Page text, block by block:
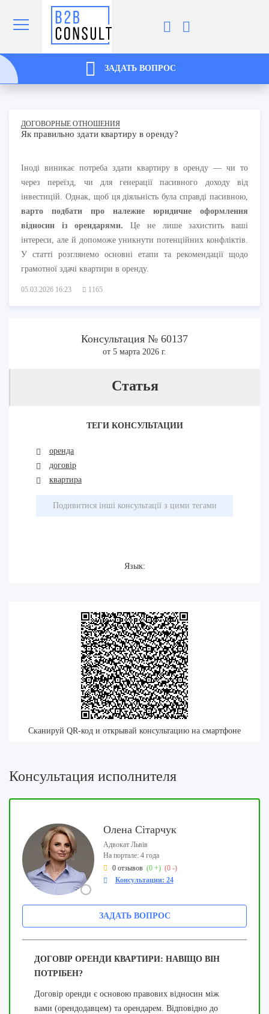
ЗАДАТЬ ВОПРОС
ДОГОВОРНЫЕ ОТНОШЕНИЯ
Як правильно здати квартиру в оренду?
Іноді виникає потреба здати квартиру в оренду — чи то
через переїзд, чи для генерації пасивного доходу від
інвестицій. Однак, щоб ця діяльність була справді пасивною,
варто подбати про належне юридичне оформлення
відносин із орендарями. Це не лише захистить ваші
інтереси, але й допоможе уникнути потенційних конфліктів.
У статті розглянемо основні етапи та рекомендації щодо
грамотної здачі квартири в оренду.
05.03.2026 16:23 1165
Консультация № 60137
от 5 марта 2026 г.
Cтатья
ТЕГИ КОНСУЛЬТАЦИИ
оренда
договір
квартира
Подивитися інші консультації з цими тегами
Язык:
Сканируй QR-код и открывай консультацию на смартфоне
Консультация исполнителя
Олена Сітарчук
Адвокат Львів
На портале: 4 года
0 отзывов (0 +) (0 -)
Консультации: 24
ЗАДАТЬ ВОПРОС
ДОГОВІР ОРЕНДИ КВАРТИРИ: НАВІЩО ВІН
ПОТРІБЕН?
Договір оренди є основою правових відносин між
вами (орендодавцем) та орендарем. Відповідно до